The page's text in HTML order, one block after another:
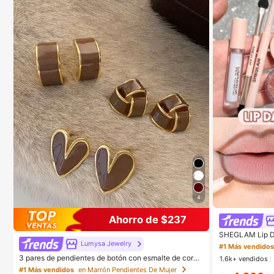
4
Ahorro de $237
Lumysa Jewelry
3 pares de pendientes de botón con esmalte de coraz
ón geométrico vintage francés, adecuados para el us
#1 Más vendidos en Marrón Pendientes De Mujer
SHEGLAM Lip
age Lip
aje Para
#1 Más vendidos
1.6k+ vendidos